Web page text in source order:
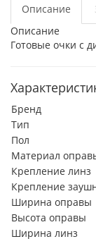
Описание
Описание
Готовые очки с
Бренд
Тип
Пол
Материал
Крепление линз
Крепление
Ширина оправы
Высота оправы
Ширина линз